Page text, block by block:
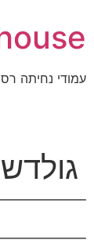
לתוכן
עמודי נחיתה